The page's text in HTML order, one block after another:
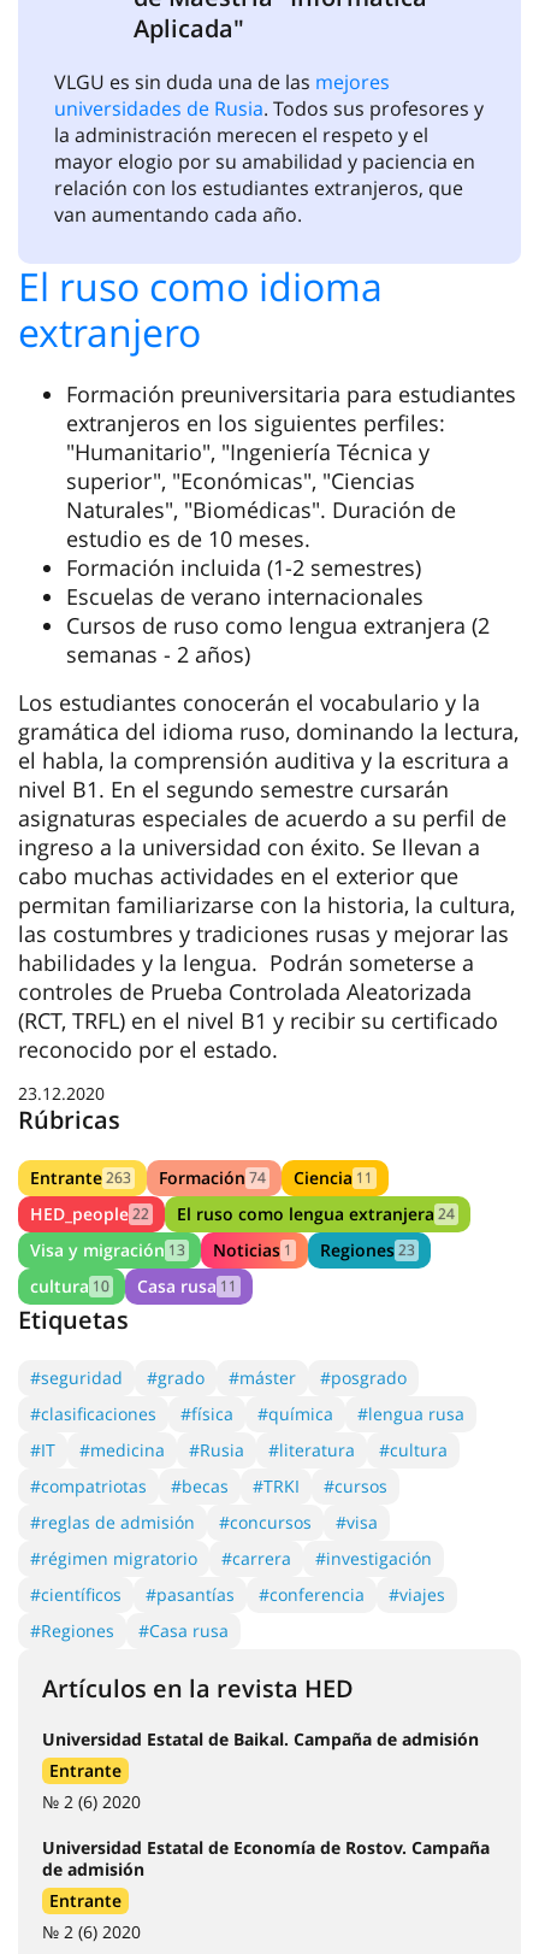
Aplicada"
VLGU es sin duda una de las mejores
universidades de Rusia. Todos sus profesores y
la administración merecen el respeto y el
mayor elogio por su amabilidad y paciencia en
relación con los estudiantes extranjeros, que
van aumentando cada año.
El ruso como idioma
extranjero
Formación preuniversitaria para estudiantes
extranjeros en los siguientes perfiles:
"Humanitario", "Ingeniería Técnica y
superior", "Económicas", "Ciencias
Naturales", "Biomédicas". Duración de
estudio es de 10 meses.
Formación incluida (1-2 semestres)
Escuelas de verano internacionales
Cursos de ruso como lengua extranjera (2
semanas - 2 años)
Los estudiantes conocerán el vocabulario y la
gramática del idioma ruso, dominando la lectura,
el habla, la comprensión auditiva y la escritura a
nivel B1. En el segundo semestre cursarán
asignaturas especiales de acuerdo a su perfil de
ingreso a la universidad con éxito. Se llevan a
cabo muchas actividades en el exterior que
permitan familiarizarse con la historia, la cultura,
las costumbres y tradiciones rusas y mejorar las
habilidades y la lengua. Podrán someterse a
controles de Prueba Controlada Aleatorizada
(RCT, TRFL) en el nivel B1 y recibir su certificado
reconocido por el estado.
23.12.2020
Rúbricas
Entrante263 Formación 74 Ciencia 11
HED_people22 El ruso como lengua extranjera 24
Visa y migración 13 Noticias 1 Regiones23
cultura 10 Casa rusa 11
Etiquetas
#seguridad #grado #máster
#posgrado
#clasificaciones
#física #química
#lengua rusa
#IT
#medicina #Rusia #literatura
#cultura
#compatriotas
#becas #TRKI
#cursos
#reglas de admisión
#concursos
#visa
#régimen migratorio
#carrera
#investigación
#científicos
#pasantías #conferencia
#viajes
#Regiones
#Casa rusa
Artículos en la revista HED
Universidad Estatal de Baikal. Campaña de admisión
Entrante
№ 2 (6) 2020
Universidad Estatal de Economía de Rostov. Campaña
de admisión
Entrante
№ 2 (6) 2020